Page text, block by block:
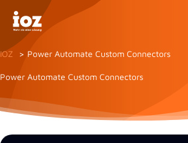
Inhalt
springen
IOZ Power Automate Custom Connectors
Power Automate Custom Connectors